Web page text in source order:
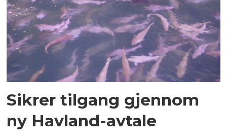
Sikrer tilgang gjennom
ny Havland-avtale